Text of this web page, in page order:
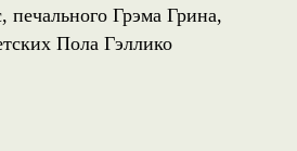
печального Грэма Грина,
Пола Гэллико